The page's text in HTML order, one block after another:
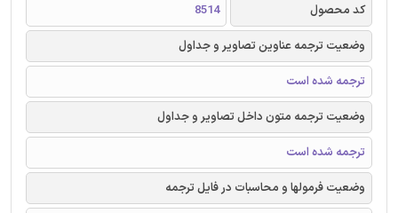
کد محصول
8514
وضعیت ترجمه عناوین تصاویر و جداول
ترجمه شده است
وضعیت ترجمه متون داخل تصاویر و جداول
ترجمه شده است
وضعیت فرمولها و محاسبات در فایل ترجمه